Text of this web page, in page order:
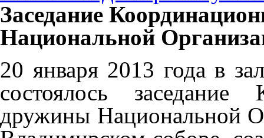
Заседание
Национальной
20 января 2013 года в
состоялось
дружины Национальной